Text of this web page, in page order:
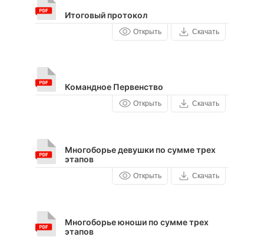
Итоговый протокол
Открыть Скачать
Командное Первенство
Открыть Скачать
Многоборье девушки по сумме трех
этапов
Открыть Скачать
Многоборье юноши по сумме трех
этапов